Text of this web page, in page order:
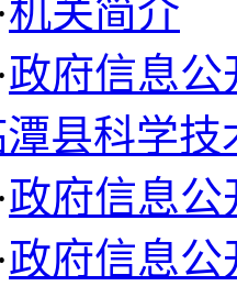
·机关简介
·政府信息公
潭县科学技
·政府信息公
·政府信息公